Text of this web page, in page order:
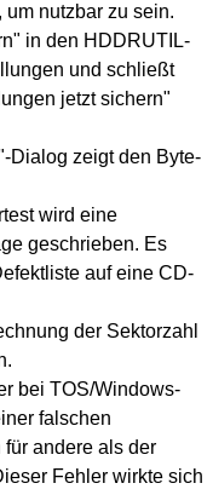
nutzbar zu sein.
in den HDDRUTIL-
und schließt
jetzt sichern"
Dialog zeigt den Byte-
wird eine
geschrieben. Es
auf eine CD-
der Sektorzahl
bei TOS/Windows-
falschen
andere als der
Fehler wirkte sich